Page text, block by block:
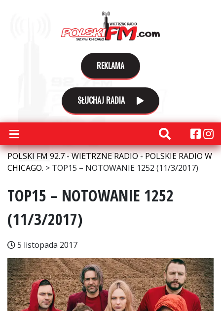
REKLAMA
SŁUCHAJ RADIA
POLSKI FM 92.7 - WIETRZNE RADIO - POLSKIE RADIO W
CHICAGO. > TOP15 – NOTOWANIE 1252 (11/3/2017)
TOP15 – NOTOWANIE 1252
(11/3/2017)
5 listopada 2017